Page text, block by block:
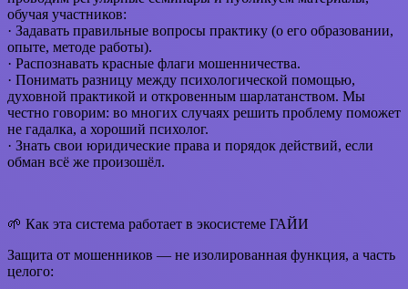
обучая участников:
· Задавать правильные вопросы практику (о его образовании,
опыте, методе работы).
· Распознавать красные флаги мошенничества.
· Понимать разницу между психологической помощью,
духовной практикой и откровенным шарлатанством. Мы
честно говорим: во многих случаях решить проблему поможет
не гадалка, а хороший психолог.
· Знать свои юридические права и порядок действий, если
обман всё же произошёл.
🌱 Как эта система работает в экосистеме ГАЙИ
Защита от мошенников — не изолированная функция, а часть
целого: